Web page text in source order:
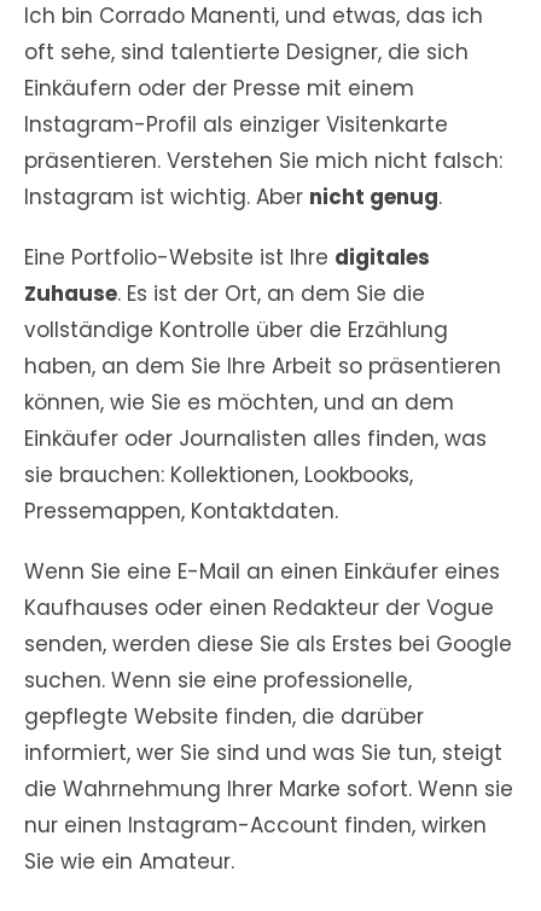
Ich bin Corrado Manenti, und etwas, das ich
oft sehe, sind talentierte Designer, die sich
Einkäufern oder der Presse mit einem
Instagram-Profil als einziger Visitenkarte
präsentieren. Verstehen Sie mich nicht falsch:
Instagram ist wichtig. Aber nicht genug.
Eine Portfolio-Website ist Ihre digitales
Zuhause. Es ist der Ort, an dem Sie die
vollständige Kontrolle über die Erzählung
haben, an dem Sie Ihre Arbeit so präsentieren
können, wie Sie es möchten, und an dem
Einkäufer oder Journalisten alles finden, was
sie brauchen: Kollektionen, Lookbooks,
Pressemappen, Kontaktdaten.
Wenn Sie eine E-Mail an einen Einkäufer eines
Kaufhauses oder einen Redakteur der Vogue
senden, werden diese Sie als Erstes bei Google
suchen. Wenn sie eine professionelle,
gepflegte Website finden, die darüber
informiert, wer Sie sind und was Sie tun, steigt
die Wahrnehmung Ihrer Marke sofort. Wenn sie
nur einen Instagram-Account finden, wirken
Sie wie ein Amateur.